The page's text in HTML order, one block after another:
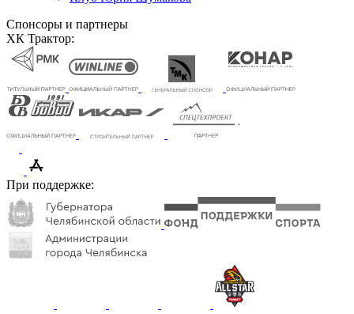
Спонсоры и партнеры
ХК Трактор:
При поддержке: